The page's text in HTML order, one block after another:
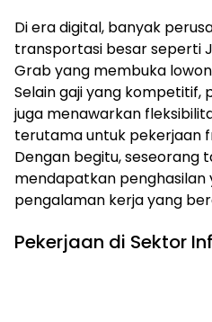
Di era digital, banyak
transportasi besar seperti
Grab yang membuka
Selain gaji yang kompetitif,
juga menawarkan
terutama untuk pekerjaan
Dengan begitu, seseorang
mendapatkan penghasilan
pengalaman kerja yang
Pekerjaan di Sektor